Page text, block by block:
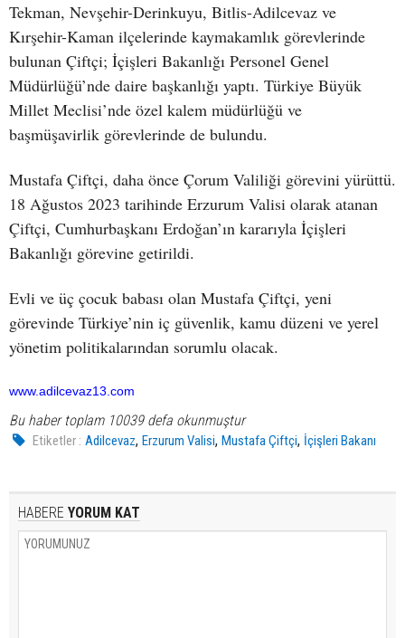
Tekman, Nevşehir-Derinkuyu, Bitlis-Adilcevaz ve
Kırşehir-Kaman ilçelerinde kaymakamlık görevlerinde
bulunan Çiftçi; İçişleri Bakanlığı Personel Genel
Müdürlüğü’nde daire başkanlığı yaptı. Türkiye Büyük
Millet Meclisi’nde özel kalem müdürlüğü ve
başmüşavirlik görevlerinde de bulundu.
Mustafa Çiftçi, daha önce Çorum Valiliği görevini yürüttü.
18 Ağustos 2023 tarihinde Erzurum Valisi olarak atanan
Çiftçi, Cumhurbaşkanı Erdoğan’ın kararıyla İçişleri
Bakanlığı görevine getirildi.
Evli ve üç çocuk babası olan Mustafa Çiftçi, yeni
görevinde Türkiye’nin iç güvenlik, kamu düzeni ve yerel
yönetim politikalarından sorumlu olacak.
www.adilcevaz13.com
Bu haber toplam 10039 defa okunmuştur
Etiketler : Adilcevaz,Erzurum Valisi,Mustafa Çiftçi, İçişleri Bakanı
HABERE YORUM KAT